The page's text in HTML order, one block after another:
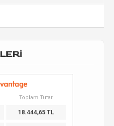
Toplam Tutar
18.444,65 TL